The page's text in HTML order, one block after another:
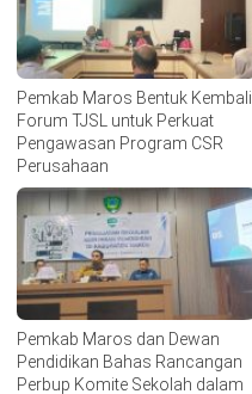
Pemkab Maros Bentuk Kembali
Forum TJSL untuk Perkuat
Pengawasan Program CSR
Perusahaan
Pemkab Maros dan Dewan
Pendidikan Bahas Rancangan
Perbup Komite Sekolah dalam